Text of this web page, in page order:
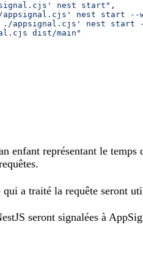
nest start" ,
./appsignal.cjs' nest start --
./appsignal.cjs' nest start
dist/main"
enfant représentant le temps
a traité la requête seront
seront signalées à